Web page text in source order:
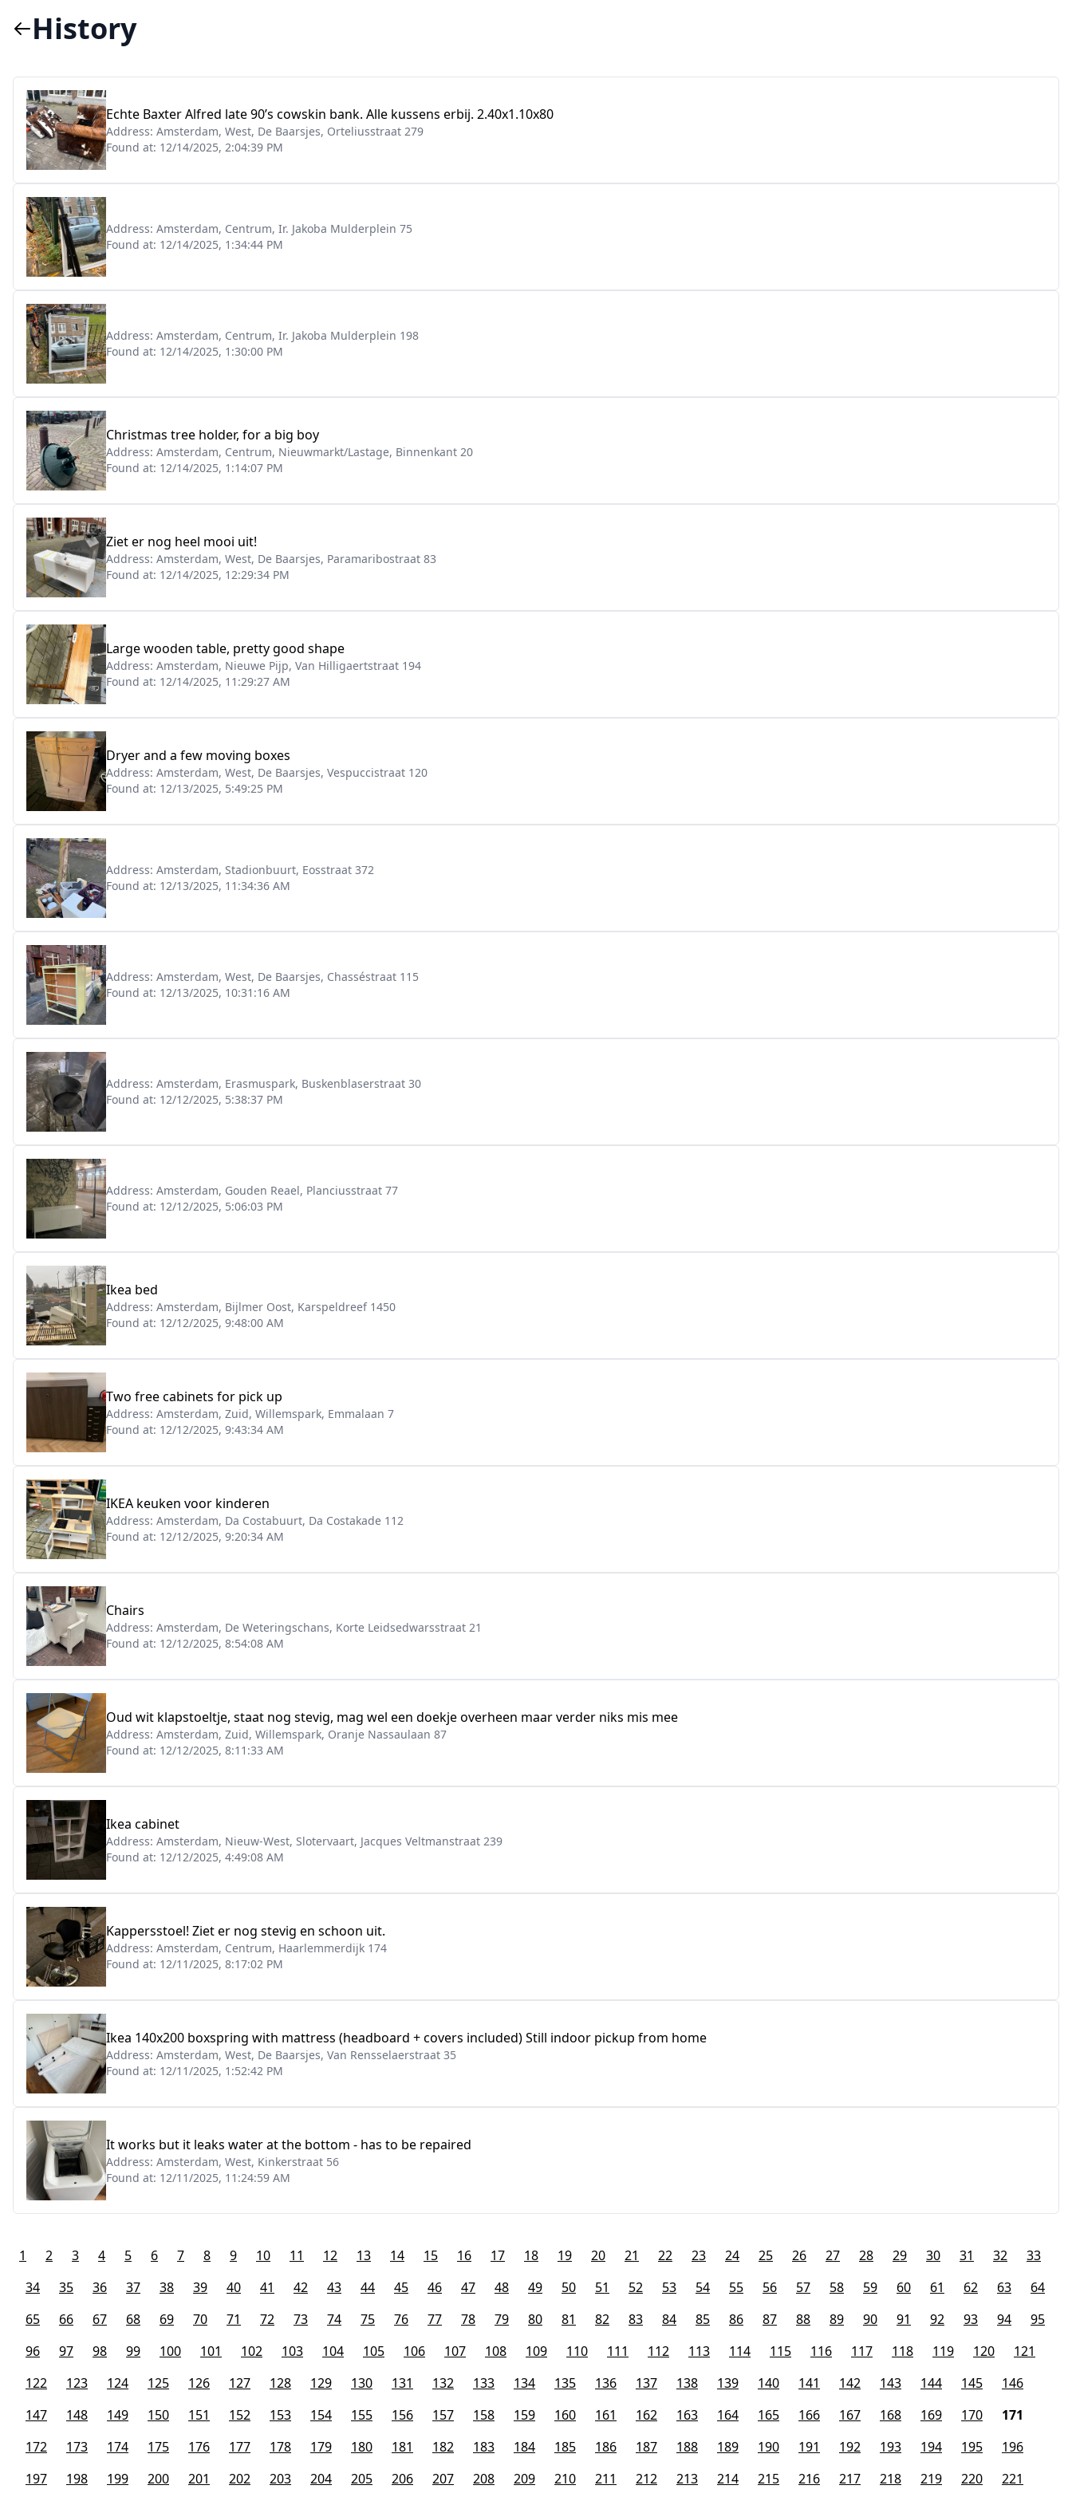
History
Echte Baxter Alfred late 90’s cowskin bank. Alle kussens erbij. 2.40x1.10x80
Address: Amsterdam, West, De Baarsjes, Orteliusstraat 279
Found at: 12/14/2025, 2:04:39 PM
Address: Amsterdam, Centrum, Ir. Jakoba Mulderplein 75
Found at: 12/14/2025, 1:34:44 PM
Address: Amsterdam, Centrum, Ir. Jakoba Mulderplein 198
Found at: 12/14/2025, 1:30:00 PM
Christmas tree holder, for a big boy
Address: Amsterdam, Centrum, Nieuwmarkt/Lastage, Binnenkant 20
Found at: 12/14/2025, 1:14:07 PM
Ziet er nog heel mooi uit!
Address: Amsterdam, West, De Baarsjes, Paramaribostraat 83
Found at: 12/14/2025, 12:29:34 PM
Large wooden table, pretty good shape
Address: Amsterdam, Nieuwe Pijp, Van Hilligaertstraat 194
Found at: 12/14/2025, 11:29:27 AM
Dryer and a few moving boxes
Address: Amsterdam, West, De Baarsjes, Vespuccistraat 120
Found at: 12/13/2025, 5:49:25 PM
Address: Amsterdam, Stadionbuurt, Eosstraat 372
Found at: 12/13/2025, 11:34:36 AM
Address: Amsterdam, West, De Baarsjes, Chasséstraat 115
Found at: 12/13/2025, 10:31:16 AM
Address: Amsterdam, Erasmuspark, Buskenblaserstraat 30
Found at: 12/12/2025, 5:38:37 PM
Address: Amsterdam, Gouden Reael, Planciusstraat 77
Found at: 12/12/2025, 5:06:03 PM
Ikea bed
Address: Amsterdam, Bijlmer Oost, Karspeldreef 1450
Found at: 12/12/2025, 9:48:00 AM
Two free cabinets for pick up
Address: Amsterdam, Zuid, Willemspark, Emmalaan 7
Found at: 12/12/2025, 9:43:34 AM
IKEA keuken voor kinderen
Address: Amsterdam, Da Costabuurt, Da Costakade 112
Found at: 12/12/2025, 9:20:34 AM
Chairs
Address: Amsterdam, De Weteringschans, Korte Leidsedwarsstraat 21
Found at: 12/12/2025, 8:54:08 AM
Oud wit klapstoeltje, staat nog stevig, mag wel een doekje overheen maar verder niks mis mee
Address: Amsterdam, Zuid, Willemspark, Oranje Nassaulaan 87
Found at: 12/12/2025, 8:11:33 AM
Ikea cabinet
Address: Amsterdam, Nieuw-West, Slotervaart, Jacques Veltmanstraat 239
Found at: 12/12/2025, 4:49:08 AM
Kappersstoel! Ziet er nog stevig en schoon uit.
Address: Amsterdam, Centrum, Haarlemmerdijk 174
Found at: 12/11/2025, 8:17:02 PM
Ikea 140x200 boxspring with mattress (headboard + covers included) Still indoor pickup from home
Address: Amsterdam, West, De Baarsjes, Van Rensselaerstraat 35
Found at: 12/11/2025, 1:52:42 PM
It works but it leaks water at the bottom - has to be repaired
Address: Amsterdam, West, Kinkerstraat 56
Found at: 12/11/2025, 11:24:59 AM
1 2 3 4 5 6 7 8 9 10 11 12 13 14 15 16 17 18 19 20 21 22 23 24 25 26 27 28 29 30 31 32
33
34
35 36 37 38 39 40 41 42 43 44 45 46 47 48 49 50 51 52 53 54 55 56 57 58 59 60 61 62 63
64
65
66 67 68 69 70 71 72 73 74 75 76 77 78 79 80 81 82 83 84 85 86 87 88 89 90 91 92 93 94
95
96
97 98 99 100 101 102 103 104 105 106 107 108 109 110 111 112 113 114 115 116 117 118 119 120
121
122
123 124 125 126 127 128 129 130 131 132 133 134 135 136 137 138 139 140 141 142 143 144 145
146
147
148 149 150 151 152 153 154 155 156 157 158 159 160 161 162 163 164 165 166 167 168 169 170
171
172
173 174 175 176 177 178 179 180 181 182 183 184 185 186 187 188 189 190 191 192 193 194 195
196
197
198 199 200 201 202 203 204 205 206 207 208 209 210 211 212 213 214 215 216 217 218 219 220 221